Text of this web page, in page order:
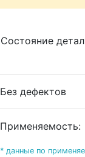
Состояние
Без дефектов
Применяемость:
* данные по